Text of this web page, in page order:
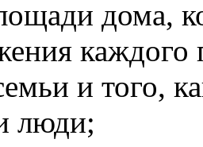
дома,
и того,
люди;